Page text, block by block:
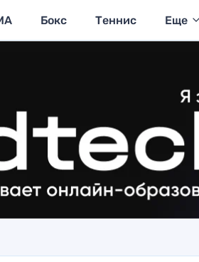
Бокс Теннис Еще